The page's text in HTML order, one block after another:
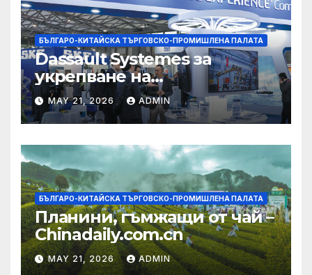
БЪЛГАРО-КИТАЙСКА ТЪРГОВСКО-ПРОМИШЛЕНА ПАЛАТА
Dassault Systemes за
укрепване на
изграждането на AI
екосистема в Китай
MAY 21, 2026 ADMIN
БЪЛГАРО-КИТАЙСКА ТЪРГОВСКО-ПРОМИШЛЕНА ПАЛАТА
Планини, гъмжащи от чай –
Chinadaily.com.cn
MAY 21, 2026 ADMIN